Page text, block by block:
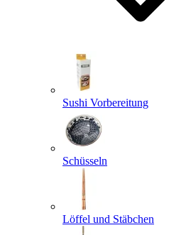
Sushi Vorbereitung
Schüsseln
Löffel und Stäbchen